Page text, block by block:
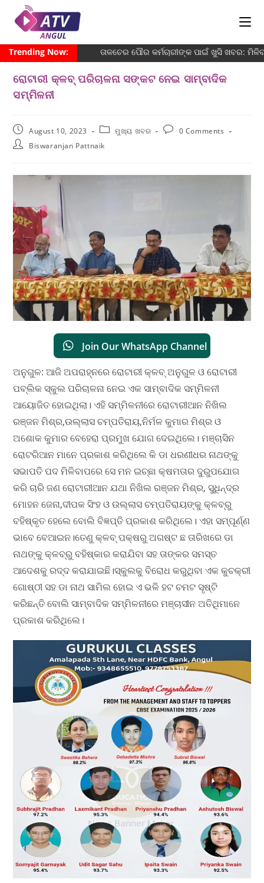
Trending Now: ତାଳଚେର ପୌର କର୍ମଚାରୀଙ୍କ ପାଇଁ ଖୁସି ଖବର:
ରୋଟାରୀ କ୍ଳବ୍ ପରିଚାଳନା ସଙ୍କଟ ନେଇ ସାମ୍ବାଦିକ
ସମ୍ମିଳନୀ
August 10, 2023 ମୁଖ୍ୟ ଖବର
0 Comments
Biswaranjan Pattnaik
Join Our WhatsApp Channel
ଅନୁଗୁଳ: ଆଜି ଅପରାହ୍ନରେ ରୋଟାରୀ କ୍ଳବ୍‌ ଅନୁଗୁଳ ଓ ରୋଟାରୀ
ପବ୍ଲିକ ସ୍କୁଲ ପରିଚାଳନା ନେଇ ଏକ ସାମ୍ବାଦିକ ସମ୍ମିଳନୀ
ଆୟୋଜିତ ହୋଇଥିଲା। ଏହି ସମ୍ମିଳନୀରେ ରୋଟାରୀଆନ ନିଖିଲ
ରଞ୍ଜନ ମିଶ୍ର,ଉଲ୍ଲାସ ଚମ୍ପତିରାୟ,ନିର୍ମଳ କୁମାର ମିଶ୍ର ଓ
ଅଶୋକ କୁମାର ବେହେରା ପ୍ରମୁଖ ଯୋଗ ଦେଇଥିଲେ। ମଞ୍ଚାସିନ
ରୋଟରିଆନ ମାନେ ପ୍ରକାଶ କରିଥିଲେ କି ଡା ଧରଣୀଧର ନାଥଙ୍କୁ
ସଭାପତି ପଦ ମିଳିବାପରେ ସେ ମନ ଇଚ୍ଛା କ୍ଷମତାର ଦୁରୁପଯୋଗ
କରି ଚାରି ଜଣ ରୋଟାରୀଆନ ଯଥା ନିଖିଲ ରଞ୍ଜନ ମିଶ୍ର, ସୁଧିନ୍ଦ୍ର
ମୋହନ ଜେନା,ଦୀପକ ସିଂହ ଓ ଉଲ୍ଲାସ ଚମ୍ପତିରାୟଙ୍କୁ କ୍ଳବ୍‌ରୁ
ବହିଷ୍କୃତ ହେଲେ ବୋଲି ବିଜ୍ଞପ୍ତି ପ୍ରକାଶ କରିଥିଲେ। ଏହା ସମ୍ପୂର୍ଣ୍ଣ
ଭାବେ ବେଆଇନ।ତେଣୁ କ୍ଳବ୍‌ ପକ୍ଷରୁ ଅଗଷ୍ଟ ଛ ତାରିଖରେ ଡା
ନାଥଙ୍କୁ କ୍ଳବ୍‌ରୁ ବହିଷ୍କାର କରାଯିବା ସହ ତାଙ୍କର ସମସ୍ତ
ଆଦେଶକୁ ରଦ୍ଦ କରାଯାଇଛି।ସ୍କୁଲକୁ ବିରୋଧ କରୁଥିବା ଏକ କୁଚକ୍ରୀ
ଗୋଷ୍ଠୀ ସହ ଡା ନାଥ ସାମିଲ ହୋଇ ଏ ଭଳି ହଟ ଚମଟ ସୃଷ୍ଟି
କରିଛନ୍ତି ବୋଲି ସାମ୍ବାଦିକ ସମ୍ମିଳନୀରେ ମଞ୍ଚାସୀନ ଅତିଥିମାନେ
ପ୍ରକାଶ କରିଥିଲେ।